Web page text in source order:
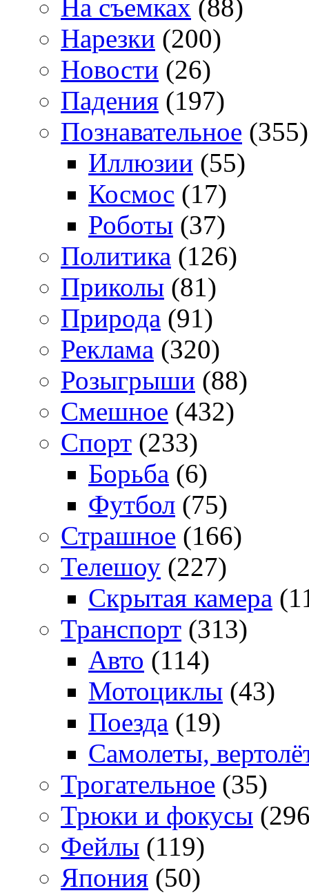
На съемках (88)
Нарезки (200)
Новости (26)
Падения (197)
Познавательное (355)
Иллюзии (55)
Космос (17)
Роботы (37)
Политика (126)
Приколы (81)
Природа (91)
Реклама (320)
Розыгрыши (88)
Смешное (432)
Спорт (233)
Борьба (6)
Футбол (75)
Страшное (166)
Телешоу (227)
Скрытая камера
Транспорт (313)
Авто (114)
Мотоциклы (43)
Поезда (19)
Самолеты,
Трогательное (35)
Трюки и фокусы
Фейлы (119)
Япония (50)